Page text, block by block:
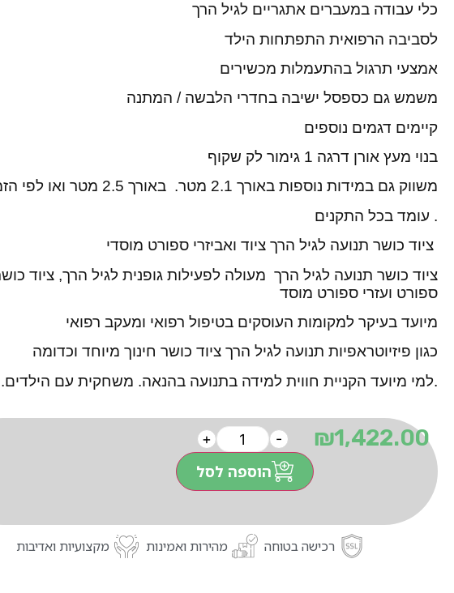
כלי עבודה במעברים אתגריים לגיל הרך
לסביבה הרפואית התפתחות הילד
אמצעי תרגול בהתעמלות מכשירים
משמש גם כספסל ישיבה בחדרי הלבשה / המתנה
קיימים דגמים נוספים
בנוי מעץ אורן דרגה 1 גימור לק שקוף
משווק גם במידות נוספות באורך 2.1 מטר. באורך 2.5 מטר ואו לפי הזמנה.
. עומד בכל התקנים
ציוד כושר תנועה לגיל הרך ציוד ואביזרי ספורט מוסדי
ציוד כושר תנועה לגיל הרך מעולה לפעילות גופנית לגיל הרך, ציוד
ספורט ועזרי ספורט מוסד
מיועד בעיקר למקומות העוסקים בטיפול רפואי ומעקב רפואי
כגון פיזיוטראפיות תנועה לגיל הרך ציוד כושר חינוך מיוחד וכדומה
.למי מיועד הקניית חווית למידה בתנועה בהנאה. משחקית עם הילדים.
₪1,422.00
-
+
הוספה לסל
רכישה בטוחה מהירות ואמינות מקצועיות ואדיבות